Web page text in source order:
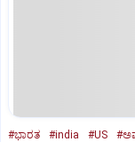
#ಭಾರತ #india #US